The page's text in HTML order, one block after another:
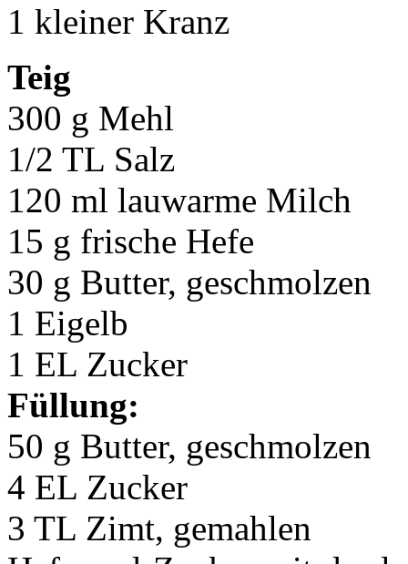
1 kleiner Kranz
Teig
300 g Mehl
1/2 TL Salz
120 ml lauwarme Milch
15 g frische Hefe
30 g Butter, geschmolzen
1 Eigelb
1 EL Zucker
Füllung:
50 g Butter, geschmolzen
4 EL Zucker
3 TL Zimt, gemahlen